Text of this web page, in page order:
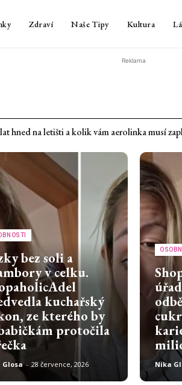
Zdraví Naše Tipy Kultura
Reklama
na letišti a kolik vám aerolinka musí
Jinak si některé věci neumíme vysvětlit –
bez soli a
v celku.
kuchařský
ze kterého by
protočila
Glosa - 28 července, 2026 Nika